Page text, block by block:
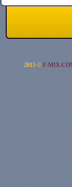
2015 ©F-